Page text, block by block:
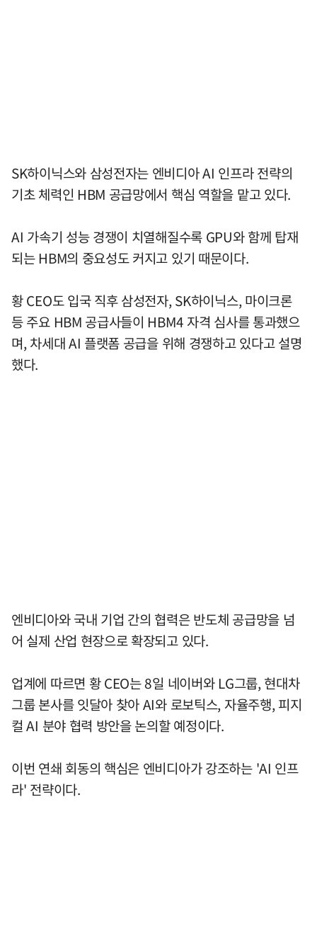
SK하이닉스와 삼성전자는 엔비디아 AI 인프라 전략의
기초 체력인 HBM 공급망에서 핵심 역할을 맡고 있다.
AI 가속기 성능 경쟁이 치열해질수록 GPU와 함께 탑재
되는 HBM의 중요성도 커지고 있기 때문이다.
황 CEO도 입국 직후 삼성전자, SK하이닉스, 마이크론
등 주요 HBM 공급사들이 HBM4 자격 심사를 통과했으
며, 차세대 AI 플랫폼 공급을 위해 경쟁하고 있다고 설명
했다.
엔비디아와 국내 기업 간의 협력은 반도체 공급망을 넘
어 실제 산업 현장으로 확장되고 있다.
업계에 따르면 황 CEO는 8일 네이버와 LG그룹, 현대차
그룹 본사를 잇달아 찾아 AI와 로보틱스, 자율주행, 피지
컬 AI 분야 협력 방안을 논의할 예정이다.
이번 연쇄 회동의 핵심은 엔비디아가 강조하는 'AI 인프
라' 전략이다.